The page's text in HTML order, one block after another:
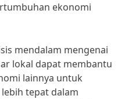
ekonomi
mendalam mengenai
lokal dapat membantu
lainnya untuk
tepat dalam